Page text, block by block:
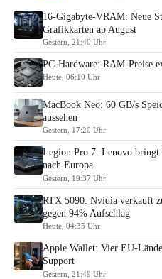
16-Gigabyte-VRAM: Neue
Grafikkarten ab August
Gestern, 21:40 Uhr
PC-Hardware: RAM-Preise
Heute, 06:10 Uhr
MacBook Neo: 60 GB/s
aussehen
Gestern, 17:20 Uhr
Legion Pro 7: Lenovo
nach Europa
Gestern, 19:37 Uhr
RTX 5090: Nvidia verkauft
gegen 94% Aufschlag
Heute, 04:35 Uhr
Apple Wallet: Vier EU-
Support
Gestern, 21:49 Uhr